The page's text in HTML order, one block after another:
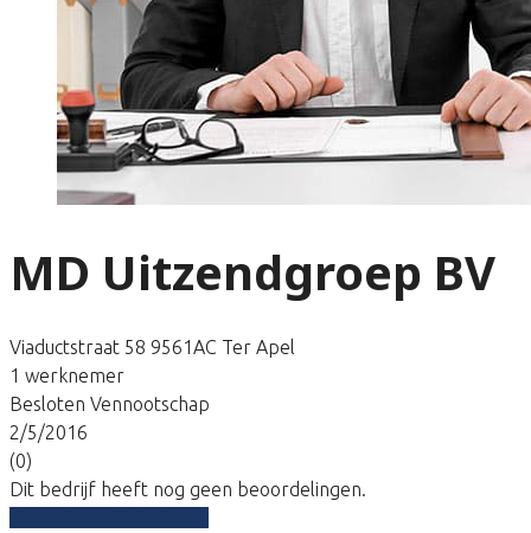
MD Uitzendgroep BV
Viaductstraat 58 9561AC Ter Apel
1 werknemer
Besloten Vennootschap
2/5/2016
(0)
Dit bedrijf heeft nog geen beoordelingen.